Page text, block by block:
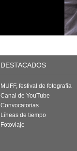
DESTACADOS
MUFF, festival de fotografía
Canal de YouTube
Convocatorias
Líneas de tiempo
Fotoviaje